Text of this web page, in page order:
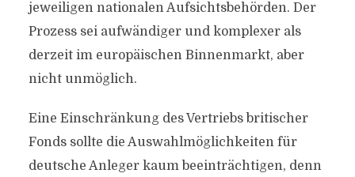
jeweiligen nationalen Aufsichtsbehörden. Der
Prozess sei aufwändiger und komplexer als
derzeit im europäischen Binnenmarkt, aber
nicht unmöglich.
Eine Einschränkung des Vertriebs britischer
Fonds sollte die Auswahlmöglichkeiten für
deutsche Anleger kaum beeinträchtigen, denn